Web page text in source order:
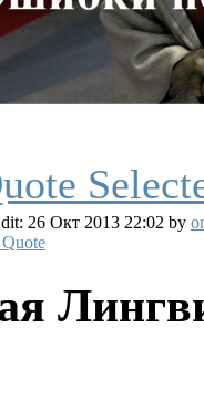
26 Окт 2013 22:02 by
Quote